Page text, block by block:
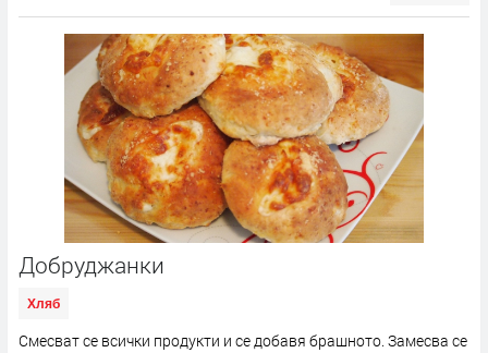
Добруджанки
Хляб
Смесват се всички продукти и се добавя брашното. Замесва се